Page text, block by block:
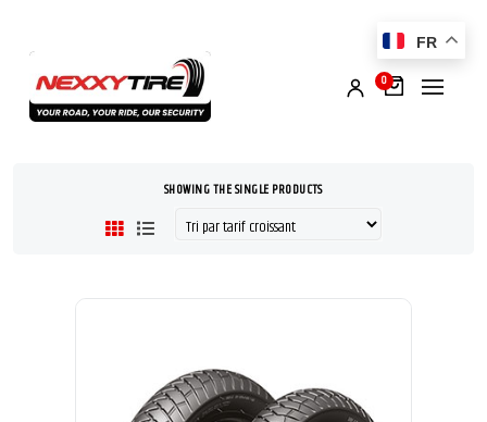
0
SHOWING THE SINGLE PRODUCTS
FR